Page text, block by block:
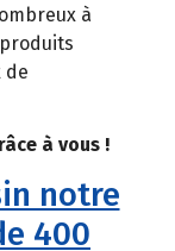
à
de
à vous !
notre
400